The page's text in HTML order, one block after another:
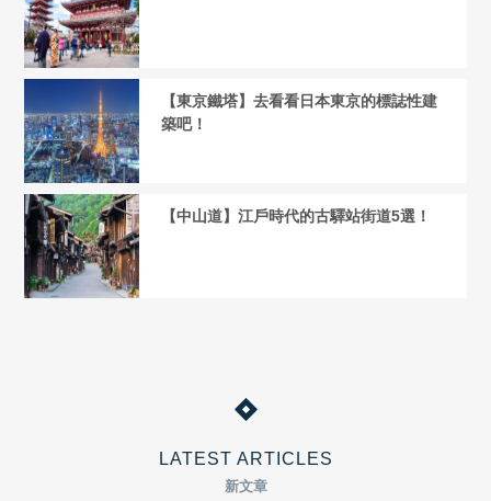
【東京鐵塔】去看看日本東京的標誌性建
築吧！
【中山道】江戶時代的古驛站街道5選！
LATEST ARTICLES
新文章